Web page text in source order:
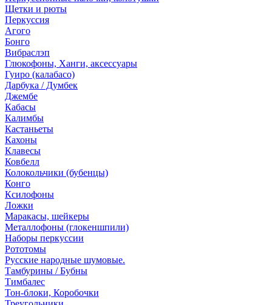
Щетки и рюты
Перкуссия
Агого
Бонго
Вибраслэп
Глюкофоны, Ханги, аксессуары
Гуиро (калабасо)
Дарбука / Думбек
Джембе
Кабасы
Калимбы
Кастаньеты
Кахоны
Клавесы
Ковбелл
Колокольчики (бубенцы)
Конго
Ксилофоны
Ложки
Маракасы, шейкеры
Металлофоны (глокеншпили)
Наборы перкуссии
Рототомы
Русские народные шумовые.
Тамбурины / Бубны
Тимбалес
Тон-блоки, Коробочки